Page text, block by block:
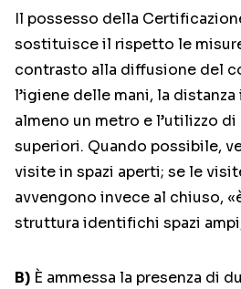
Il possesso della
sostituisce il rispetto le
contrasto alla diffusione del
l’igiene delle mani, la
almeno un metro e l’utilizzo di
superiori. Quando possibile,
visite in spazi aperti; se le
avvengono invece al chiuso,
struttura identifichi spazi
B) È ammessa la presenza di